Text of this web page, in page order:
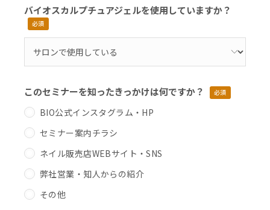
バイオスカルプチュアジェルを使用していますか？
必須
このセミナーを知ったきっかけは何ですか？ 必須
BIO公式インスタグラム・HP
セミナー案内チラシ
ネイル販売店WEBサイト・SNS
弊社営業・知人からの紹介
その他